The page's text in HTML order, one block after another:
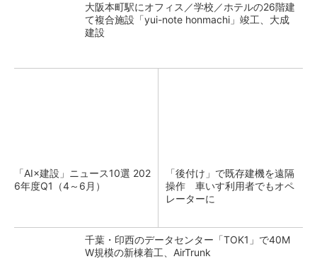
大阪本町駅にオフィス／学校／ホテルの26階建
て複合施設「yui-note honmachi」竣工、大成
建設
「AI×建設」ニュース10選 202
6年度Q1（4～6月）
「後付け」で既存建機を遠隔
操作 車いす利用者でもオペ
レーターに
千葉・印西のデータセンター「TOK1」で40M
W規模の新棟着工、AirTrunk